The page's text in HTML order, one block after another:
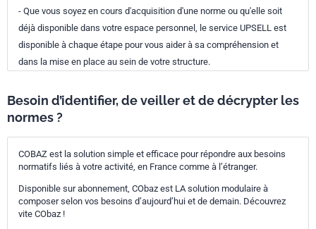
- Que vous soyez en cours d'acquisition d'une norme ou qu'elle soit
déjà disponible dans votre espace personnel, le service UPSELL est
disponible à chaque étape pour vous aider à sa compréhension et
dans la mise en place au sein de votre structure.
Besoin d’identifier, de veiller et de décrypter les
normes ?
COBAZ est la solution simple et efficace pour répondre aux besoins
normatifs liés à votre activité, en France comme à l’étranger.
Disponible sur abonnement, CObaz est LA solution modulaire à
composer selon vos besoins d’aujourd’hui et de demain. Découvrez
vite CObaz !